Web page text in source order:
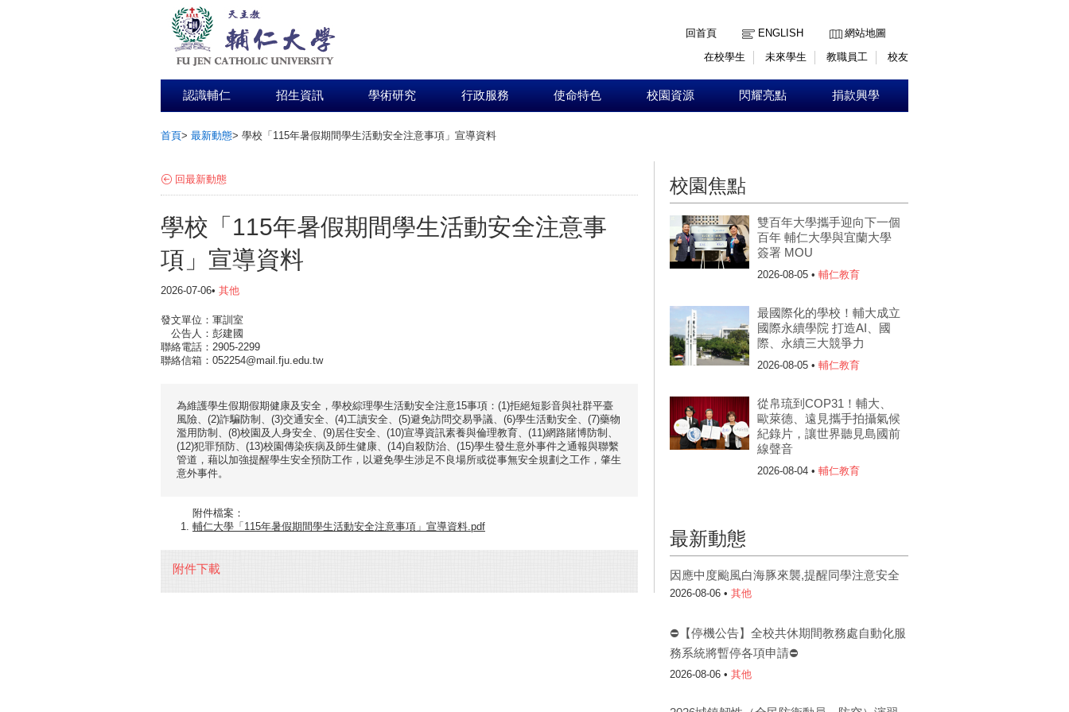
回首頁
ENGLISH
網站地圖
在校學生
未來學生 教職員工 校友
認識輔仁 招生資訊 學術研究 行政服務 使命特色 校園資源 閃耀亮點 捐款興學
首頁> 最新動態> 學校「115年暑假期間學生活動安全注意事項」宣導資料
回最新動態
學校「115年暑假期間學生活動安全注意事
項」宣導資料
2026-07-06• 其他
發文單位：軍訓室
公告人：彭建國
聯絡電話：2905-2299
聯絡信箱：052254@mail.fju.edu.tw
為維護學生假期假期健康及安全，學校綜理學生活動安全注意15事項：(1)拒絕短影音與社群平臺
風險、(2)詐騙防制、(3)交通安全、(4)工讀安全、(5)避免訪問交易爭議、(6)學生活動安全、(7)藥物
濫用防制、(8)校園及人身安全、(9)居住安全、(10)宣導資訊素養與倫理教育、(11)網路賭博防制、
(12)犯罪預防、(13)校園傳染疾病及師生健康、(14)自殺防治、(15)學生發生意外事件之通報與聯繫
管道，藉以加強提醒學生安全預防工作，以避免學生涉足不良場所或從事無安全規劃之工作，肇生
意外事件。
附件檔案：
輔仁大學「115年暑假期間學生活動安全注意事項」宣導資料.pdf
附件下載
校園焦點
雙百年大學攜手迎向下一個
百年 輔仁大學與宜蘭大學
簽署 MOU
2026-08-05 • 輔仁教育
最國際化的學校！輔大成立
國際永續學院 打造AI、國
際、永續三大競爭力
2026-08-05 • 輔仁教育
從帛琉到COP31！輔大、
歐萊德、遠見攜手拍攝氣候
紀錄片，讓世界聽見島國前
線聲音
2026-08-04 • 輔仁教育
最新動態
因應中度颱風白海豚來襲,提醒同學注意安全
2026-08-06 • 其他
⛔【停機公告】全校共休期間教務處自動化服
務系統將暫停各項申請⛔
2026-08-06 • 其他